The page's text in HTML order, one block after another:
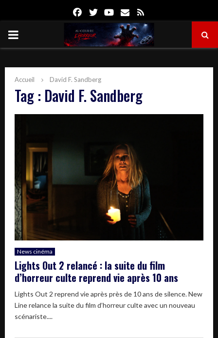
FacebookTwitterYoutube
Email
PRIMARY
Accueil David F. Sandberg
Tag : David F. Sandberg
News cinéma
Lights Out 2 relancé : la suite du film
d’horreur culte reprend vie après 10 ans
Lights Out 2 reprend vie après près de 10 ans de silence. New
Line relance la suite du film d’horreur culte avec un nouveau
scénariste....